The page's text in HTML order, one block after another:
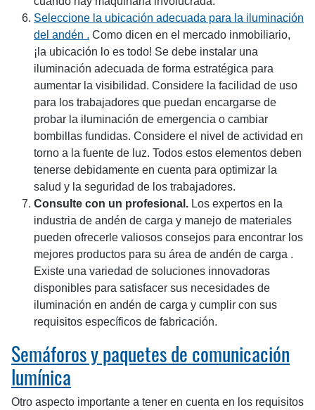
Seleccione la ubicación adecuada para la iluminación
del andén . Como dicen en el mercado inmobiliario,
¡la ubicación lo es todo! Se debe instalar una
iluminación adecuada de forma estratégica para
aumentar la visibilidad. Considere la facilidad de uso
para los trabajadores que puedan encargarse de
probar la iluminación de emergencia o cambiar
bombillas fundidas. Considere el nivel de actividad en
torno a la fuente de luz. Todos estos elementos deben
tenerse debidamente en cuenta para optimizar la
salud y la seguridad de los trabajadores.
Consulte con un profesional. Los expertos en la
industria de andén de carga y manejo de materiales
pueden ofrecerle valiosos consejos para encontrar los
mejores productos para su área de andén de carga .
Existe una variedad de soluciones innovadoras
disponibles para satisfacer sus necesidades de
iluminación en andén de carga y cumplir con sus
requisitos específicos de fabricación.
Semáforos y paquetes de comunicación
lumínica
Otro aspecto importante a tener en cuenta en los requisitos